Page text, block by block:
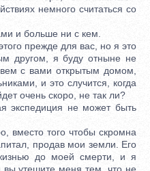
немного считаться со
и больше ни с кем.
прежде для вас, но я это
другом, я буду отныне не
с вами открытым домом,
и это случится, когда
очень скоро, не так ли?
не может быть
вместо того чтобы скромна
продав мои земли. Его
до моей смерти, и я
вы утешите меня тем, что не